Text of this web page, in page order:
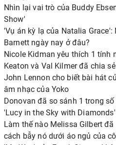
Nhìn lại vai trò của Buddy
Show'
'Vụ án kỳ lạ của Natalia
Barnett ngày nay ở đâu?
Nicole Kidman yêu thích 1 tính
Keaton và Val Kilmer đã chia
John Lennon cho biết bài hát
âm nhạc của Yoko
Donovan đã so sánh 1 trong
'Lucy in the Sky with
Làm thế nào Melissa Gilbert
cách bẫy nó dưới áo ngủ của